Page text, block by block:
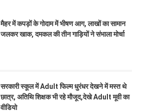
मैहर में कपड़ों के गोदाम में भीषण आग, लाखों का सामान
जलकर खाक, दमकल की तीन गाड़ियों ने संभाला मोर्चा
सरकारी स्कूल में Adult फिल्म धुरंधर देखने में मस्त थे
छात्र, अतिथि शिक्षक भी रहे मौजूद,देखे Adult मूवी का
वीडियो